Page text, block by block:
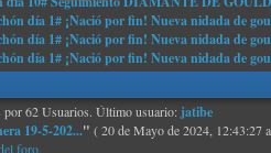
día 1# ¡Nació por fin! Nueva nidada de
día 1# ¡Nació por fin! Nueva nidada de
día 1# ¡Nació por fin! Nueva nidada de
por 62 Usuarios. Último usuario: jatibe
19-5-202..." ( 20 de Mayo de 2024, 12:43:27
foro.